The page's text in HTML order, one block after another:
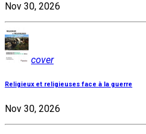
Nov 30, 2026
cover
Religieux et religieuses face à la guerre
Nov 30, 2026